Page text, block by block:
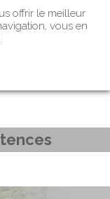
offrir le meilleur
vous en
– Particuliers
durable